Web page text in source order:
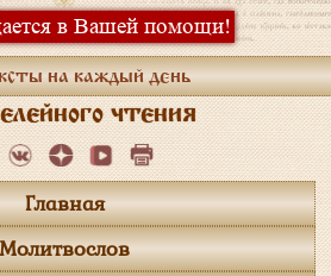
в Вашей помощи!
на каждый день
чтения
Главная
Молитвослов